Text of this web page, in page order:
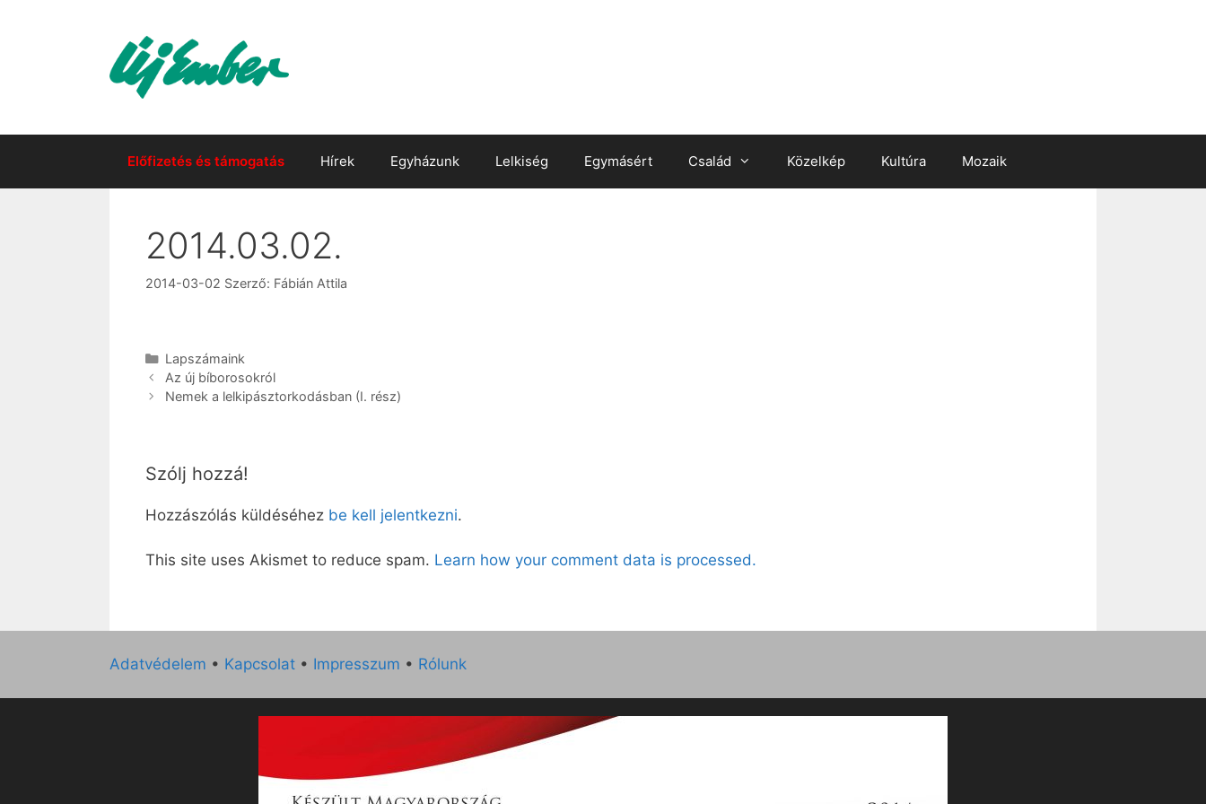
Előfizetés és támogatás Hírek Egyházunk Lelkiség Egymásért Család Közelkép Kultúra Mozaik
2014.03.02.
2014-03-02 Szerző: Fábián Attila
Kategória
Lapszámaink
Az új bíborosokról
Nemek a lelkipásztorkodásban (I. rész)
Szólj hozzá!
Hozzászólás küldéséhez be kell jelentkezni.
This site uses Akismet to reduce spam. Learn how your comment data is processed.
Adatvédelem • Kapcsolat • Impresszum • Rólunk